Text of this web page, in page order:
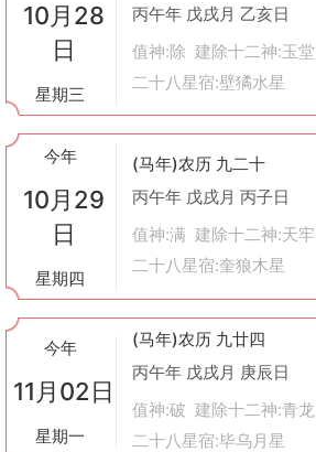
10月28
日
星期三
丙午年 戊戌月 乙亥日
值神:除 建除十二神:玉堂
二十八星宿:壁獝水星
今年
10月29
日
星期四
(马年)农历 九二十
丙午年 戊戌月 丙子日
值神:满 建除十二神:天牢
二十八星宿:奎狼木星
今年
11月02日
星期一
(马年)农历 九廿四
丙午年 戊戌月 庚辰日
值神:破 建除十二神:青龙
二十八星宿:毕乌月星